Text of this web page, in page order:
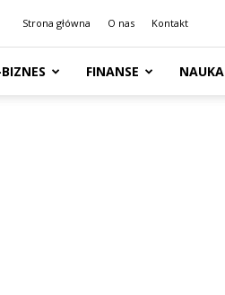
Strona główna O nas Kontakt
FINANSE NAUKA